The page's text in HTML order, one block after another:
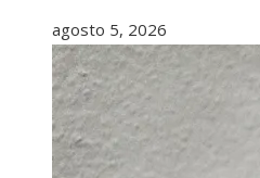
agosto 5, 2026